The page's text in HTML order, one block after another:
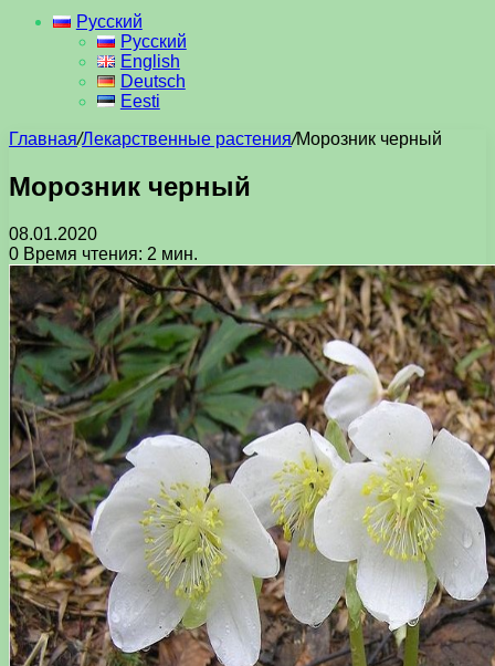
Русский
Русский
English
Deutsch
Eesti
Главная/Лекарственные растения/Морозник черный
Морозник черный
08.01.2020
0 Время чтения: 2 мин.